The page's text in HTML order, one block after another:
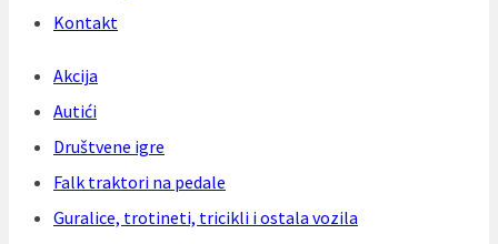
Kontakt
Akcija
Autići
Društvene igre
Falk traktori na pedale
Guralice, trotineti, tricikli i ostala vozila